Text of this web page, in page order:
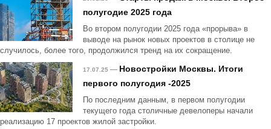
полугодие 2025 года
Во втором полугодии 2025 года «прорыва» в
выводе на рынок новых проектов в столице не
случилось, более того, продолжился тренд на их сокращение.
17.07.25 — Новостройки Москвы. Итоги
первого полугодия -2025
По последним данным, в первом полугодии
текущего года столичные девелоперы начали
реализацию 17 проектов жилой застройки.